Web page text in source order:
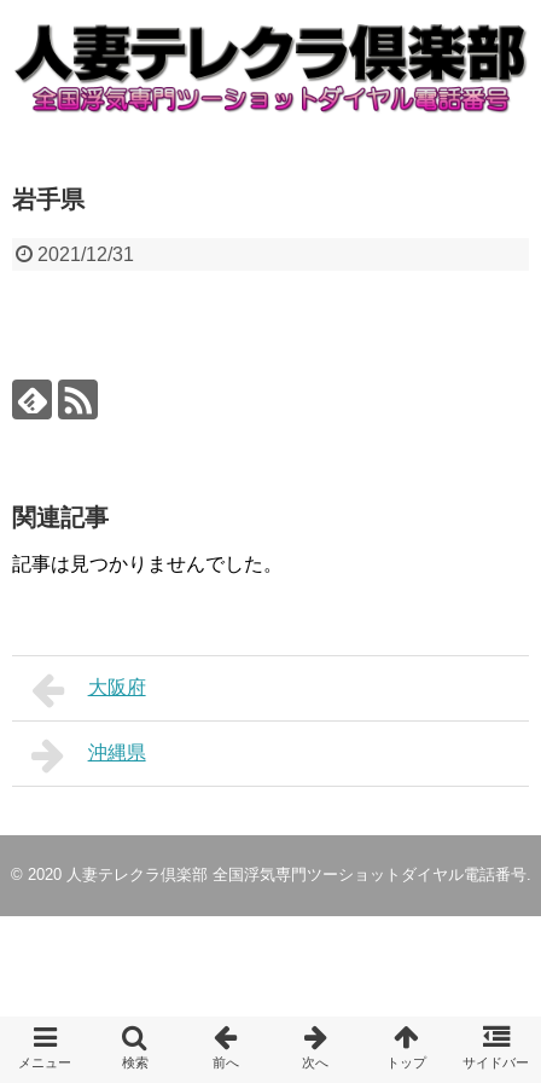
岩手県
2021/12/31
関連記事
記事は見つかりませんでした。
大阪府
沖縄県
© 2020 人妻テレクラ倶楽部 全国浮気専門ツーショットダイヤル電話番号.